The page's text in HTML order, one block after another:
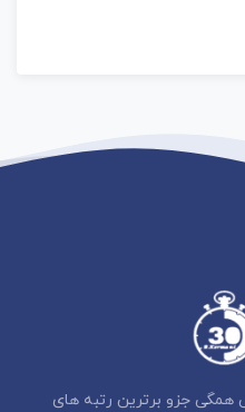
همگی جزو برترین رتبه های